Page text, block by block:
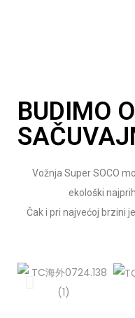
BUDIMO
Vožnja Super SOCO
ekološki
Čak i pri najvećoj brzini